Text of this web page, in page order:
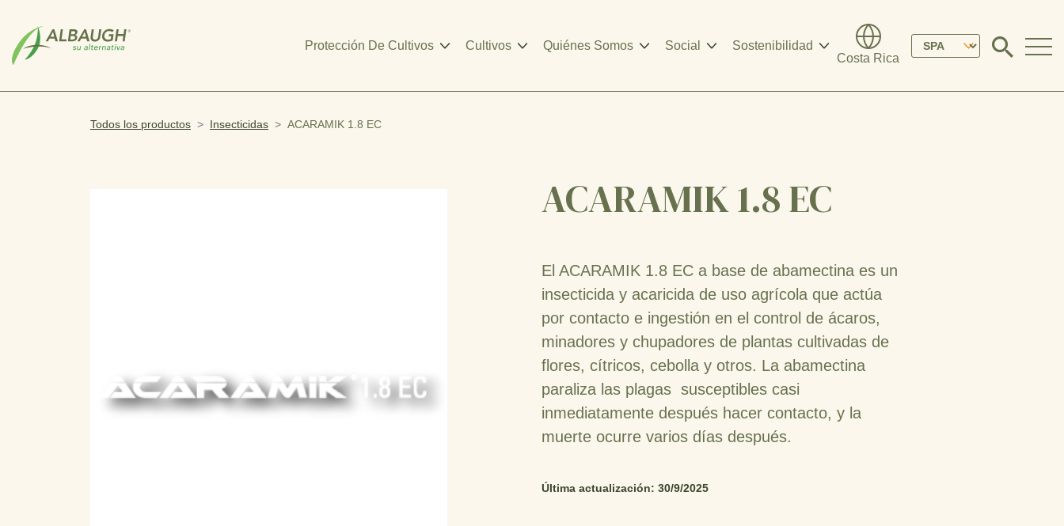
Protección De Cultivos Cultivos Quiénes Somos Social
Sostenibilidad
Costa Rica
Please
Click
modal
Todos los productos Insecticidas ACARAMIK 1.8 EC
ACARAMIK 1.8 EC
El ACARAMIK 1.8 EC a base de abamectina es un
insecticida y acaricida de uso agrícola que actúa
por contacto e ingestión en el control de ácaros,
minadores y chupadores de plantas cultivadas de
flores, cítricos, cebolla y otros. La abamectina
paraliza las plagas susceptibles casi
inmediatamente después hacer contacto, y la
muerte ocurre varios días después.
Última actualización: 30/9/2025